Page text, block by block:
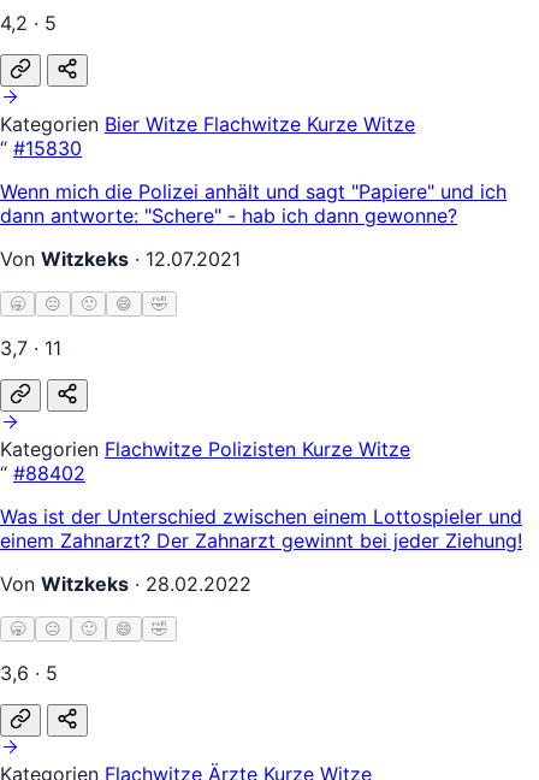
4,2 · 5
Kategorien Bier Witze Flachwitze Kurze Witze
“ #15830
Wenn mich die Polizei anhält und sagt "Papiere" und ich
dann antworte: "Schere" - hab ich dann gewonne?
Von Witzkeks · 12.07.2021
🥱 😐 🙂 😄 🤣
3,7 · 11
Kategorien Flachwitze Polizisten Kurze Witze
“ #88402
Was ist der Unterschied zwischen einem Lottospieler und
einem Zahnarzt? Der Zahnarzt gewinnt bei jeder Ziehung!
Von Witzkeks · 28.02.2022
🥱 😐 🙂 😄 🤣
3,6 · 5
Kategorien Flachwitze Ärzte Kurze Witze